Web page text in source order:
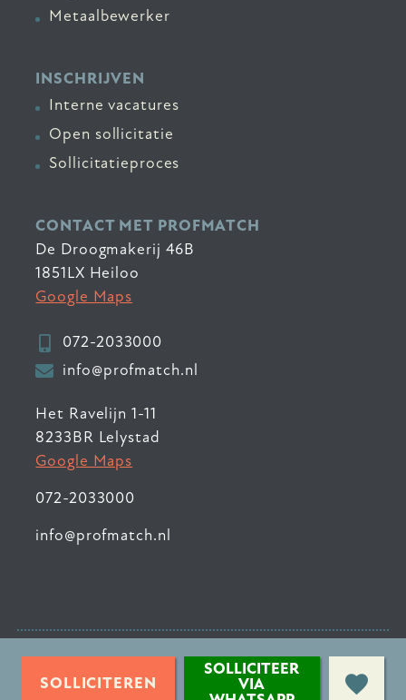
SOLLICITEREN
SOLLICITEER
VIA
Metaalbewerker
INSCHRIJVEN
Interne vacatures
Open sollicitatie
Sollicitatieproces
CONTACT MET PROFMATCH
De Droogmakerij 46B
1851LX Heiloo
Google Maps
072-2033000
info@profmatch.nl
Het Ravelijn 1-11
8233BR Lelystad
Google Maps
072-2033000
info@profmatch.nl
© 2026 ProfMatch •
Privacyverklaring